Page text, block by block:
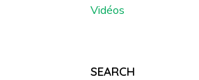
Vidéos
SEARCH